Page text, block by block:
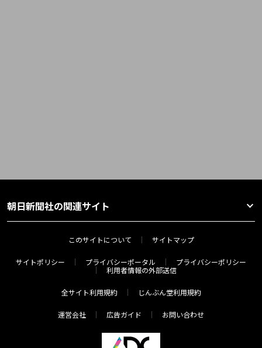
朝日新聞社の関連サイト
このサイトについて サイトマップ
サイトポリシー プライバシーポータル
プライバシーポリシー
利用者情報の外部送信
全サイト利用規約 じんぶん堂利用規約
運営会社 広告ガイド お問い合わせ